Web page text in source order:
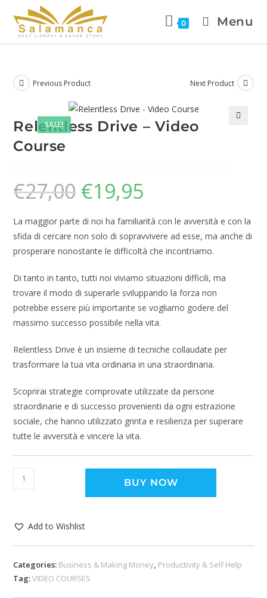
0 Menu
SALE!
Previous Product Next Product
Relentless Drive – Video
Course
€27,00 €19,95
La maggior parte di noi ha familiarità con le avversità e con la
sfida di cercare non solo di sopravvivere ad esse, ma anche di
prosperare nonostante le difficoltà che incontriamo.
Di tanto in tanto, tutti noi viviamo situazioni difficili, ma
trovare il modo di superarle sviluppando la forza non
potrebbe essere più importante se vogliamo godere del
massimo successo possibile nella vita.
Relentless Drive è un insieme di tecniche collaudate per
trasformare la tua vita ordinaria in una straordinaria.
Scoprirai strategie comprovate utilizzate da persone
straordinarie e di successo provenienti da ogni estrazione
sociale, che hanno utilizzato grinta e resilienza per superare
tutte le avversità e vincere la vita.
BUY NOW
Add to Wishlist
Categories: Business & Making Money, Productivity & Self Help
Tag:VIDEO COURSES